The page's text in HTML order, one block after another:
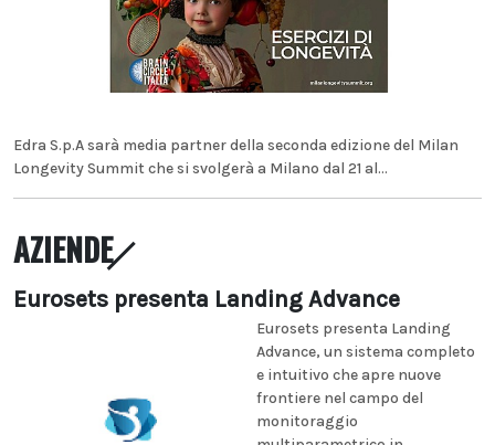
Edra S.p.A sarà media partner della seconda edizione del Milan
Longevity Summit che si svolgerà a Milano dal 21 al...
AZIENDE
Eurosets presenta Landing Advance
Eurosets presenta Landing
Advance, un sistema completo
e intuitivo che apre nuove
frontiere nel campo del
monitoraggio